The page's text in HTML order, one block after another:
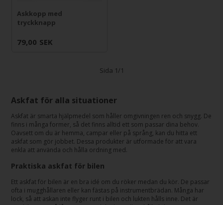
Askkopp med
tryckknapp
79,00 SEK
Sida 1/1
Askfat för alla situationer
Askfat är smarta hjälpmedel som håller omgivningen ren och snygg. De
finns i många former, så det finns alltid ett som passar dina behov.
Oavsett om du är hemma, campar eller på språng, kan du hitta ett
askfat som gör jobbet. Dessa produkter är utformade för att vara
enkla att använda och hålla ordning med.
Praktiska askfat för bilen
Ett askfat för bilen är en bra idé om du röker medan du kör. De passar
ofta i mugghållaren eller kan fästas på instrumentbrädan. Många har
lock, så att askan inte flyger runt i bilen och lukten hålls inne. Det är